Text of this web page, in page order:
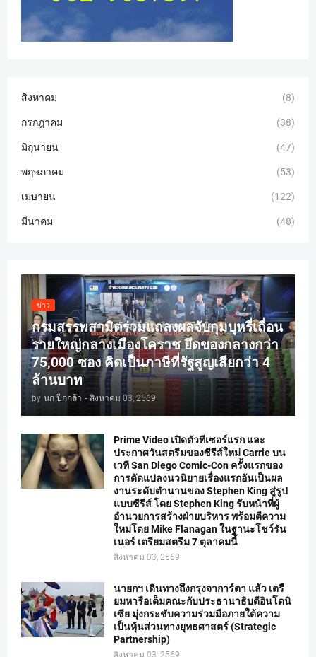
สิงหาคม (8)
กรกฎาคม (38)
มิถุนายน (47)
พฤษภาคม (53)
เมษายน (122)
มีนาคม (48)
ข่าว
กรมสรรพสามิตร่วมแถลงผลจับกุมบุหรี่เถื่อน
รายใหญ่กลางเมืองโคราช ยึดของกลางกว่า
75,000 ซอง คิดเป็นภาษีที่รัฐสูญเสียกว่า 4
ล้านบาท
by นก ปีกกล้า - สิงหาคม 03, 2569
Prime Video เปิดตัวทีเซอร์แรก และ
ประกาศวันสตรีมของซีรีส์ใหม่ Carrie บน
เวที San Diego Comic-Con ครั้งแรกของ
การดัดแปลงนวนิยายเรื่องแรกอันเป็นผล
งานระดับตำนานของ Stephen King สู่รูป
แบบซีรีส์ โดย Stephen King รับหน้าที่ผู้
อำนวยการสร้างฝ่ายบริหาร พร้อมตีความ
ใหม่โดย Mike Flanagan ในฐานะโชว์รัน
เนอร์ เตรียมสตรีม 7 ตุลาคมนี้
สิงหาคม 03, 2569
นายกฯ เดินทางถึงกรุงจาการ์ตา แล้ว เตรื
ยมหารือเต็มคณะกับประธานาธิบดีอินโดนิ
เซีย มุ่งกระชับความร่วมมือภายใต้ความ
เป็นหุ้นส่วนทางยุทธศาสตร์ (Strategic
Partnership)
สิงหาคม 03, 2569